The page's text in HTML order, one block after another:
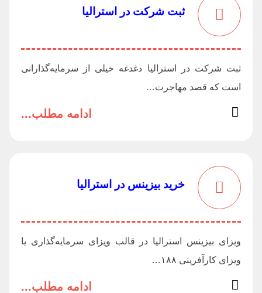
ثبت شرکت در استرالیا
ثبت شرکت در استرالیا دغدغه خیلی از سرمایه‌گذارانی
است که قصد مهاجرت…
ادامه مطلب...
خرید بیزینس در استرالیا
ویزای بیزینس استرالیا در قالب ویزای سرمایه‌گذاری یا
ویزای کارآفرینی ۱۸۸…
ادامه مطلب...